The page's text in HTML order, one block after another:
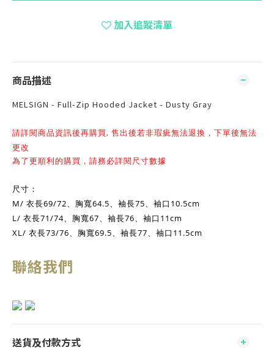
加入追蹤清單
商品描述
MELSIGN - Full-Zip Hooded Jacket - Dusty Gray
請詳閱商品資訊後再購買, 售出後若非瑕疵無法退換，下單後無法
更改
為了更順利的購買，請務必詳閱尺寸數據
尺寸：
M/ 衣長69/72、胸寬64.5、袖長75、袖口10.5cm
L/ 衣長71/74、胸寬67、袖長76、袖口11cm
XL/ 衣長73/76、胸寬69.5、袖長77、袖口11.5cm
聯絡我們
送貨及付款方式